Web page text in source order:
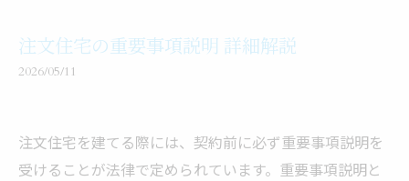
注文住宅の重要事項説明 詳細解説
2026/05/11
注文住宅を建てる際には、契約前に必ず重要事項説明を
受けることが法律で定められています。重要事項説明と